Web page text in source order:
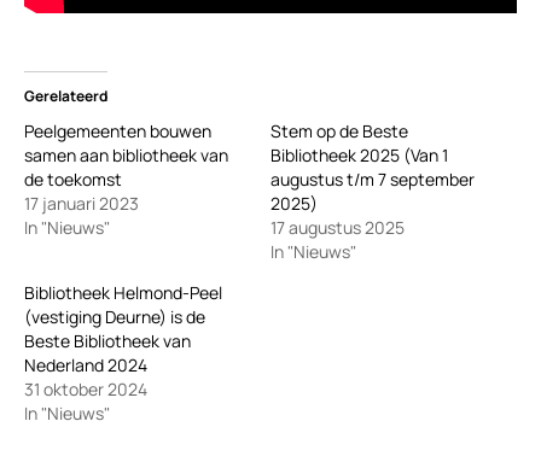
Gerelateerd
Peelgemeenten bouwen
samen aan bibliotheek van
de toekomst
17 januari 2023
In "Nieuws"
Stem op de Beste
Bibliotheek 2025 (Van 1
augustus t/m 7 september
2025)
17 augustus 2025
In "Nieuws"
Bibliotheek Helmond-Peel
(vestiging Deurne) is de
Beste Bibliotheek van
Nederland 2024
31 oktober 2024
In "Nieuws"